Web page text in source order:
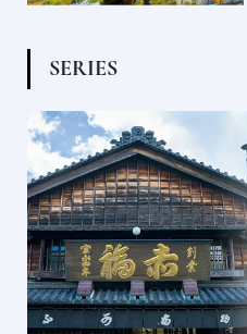
SERIES